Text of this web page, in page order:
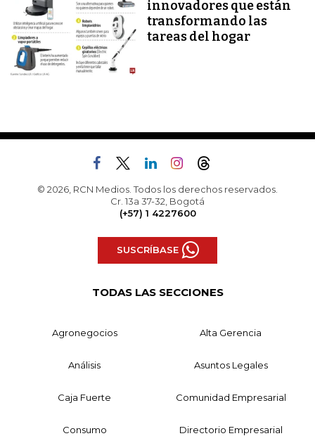
innovadores que están
transformando las
tareas del hogar
© 2026, RCN Medios. Todos los derechos reservados.
Cr. 13a 37-32, Bogotá
(+57) 1 4227600
SUSCRÍBASE
TODAS LAS SECCIONES
Agronegocios Alta Gerencia
Análisis Asuntos Legales
Caja Fuerte Comunidad Empresarial
Consumo Directorio Empresarial